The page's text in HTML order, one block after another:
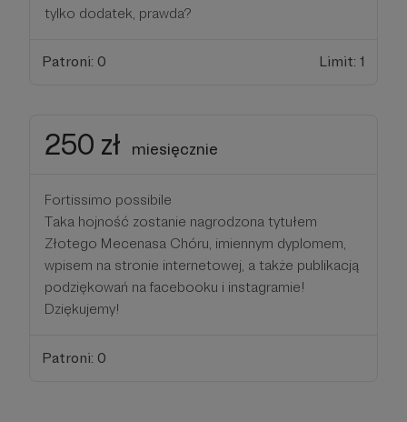
tylko dodatek, prawda?
Patroni: 0 Limit: 1
250 zł miesięcznie
Fortissimo possibile
Taka hojność zostanie nagrodzona tytułem
Złotego Mecenasa Chóru, imiennym dyplomem,
wpisem na stronie internetowej, a także publikacją
podziękowań na facebooku i instagramie!
Dziękujemy!
Patroni: 0